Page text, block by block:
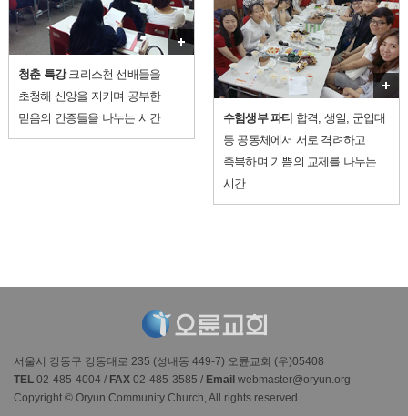
더보기
청춘 특강크리스천 선배들을
초청해 신앙을 지키며 공부한
믿음의 간증들을 나누는 시간
수험생부 파티 합격, 생일, 군입대
등 공동체에서 서로 격려하고
축복하며 기쁨의 교제를 나누는
시간
서울시 강동구 강동대로 235 (성내동 449-7) 오륜교회 (우)05408
TEL 02-485-4004 / FAX 02-485-3585 / Email webmaster@oryun.org
Copyright © Oryun Community Church, All rights reserved.